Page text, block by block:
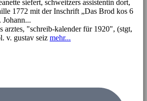
siefert, schweitzers assistentin dort,
1772 mit der Inschrift „Das Brod kos 6
arztes, "schreib-kalender für 1920", (stgt,
v. gustav seiz mehr...